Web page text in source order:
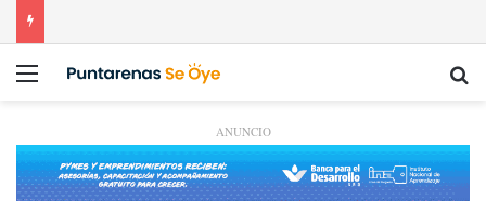
Menú
ANUNCIO